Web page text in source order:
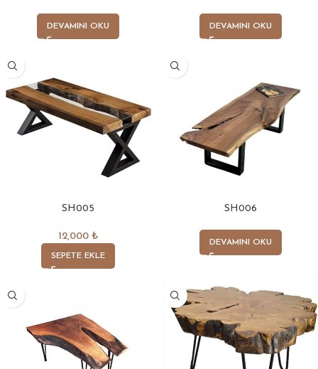
DEVAMINI OKU DEVAMINI OKU
SH005
12,000 ₺
SEPETE EKLE
SH006
DEVAMINI OKU